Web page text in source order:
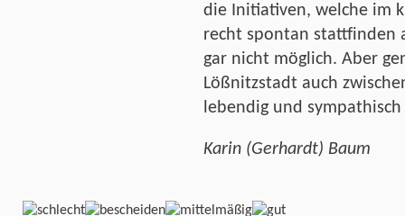
die Initiativen, welche im
recht spontan stattfinden
gar nicht möglich. Aber
Lößnitzstadt auch
lebendig und
Karin (Gerhardt) Baum